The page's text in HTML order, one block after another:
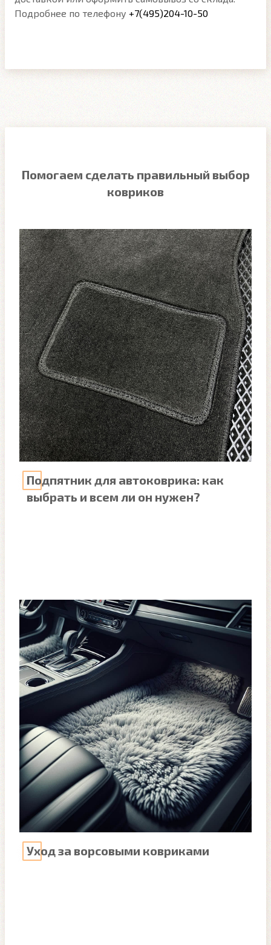
Подробнее по телефону +7(495)204-10-50
Помогаем сделать правильный выбор
ковриков
Подпятник для автоковрика: как
выбрать и всем ли он нужен?
Уход за ворсовыми ковриками